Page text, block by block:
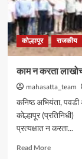
आमदार
शशिकला
जोल्ले_
कोल्हापूर राजकीय
काम न करता
mahasatta_team
कनिष्ठ अभियंता,
कोल्हापूर
प्रत्यक्षात न करता...
Read MoreRead